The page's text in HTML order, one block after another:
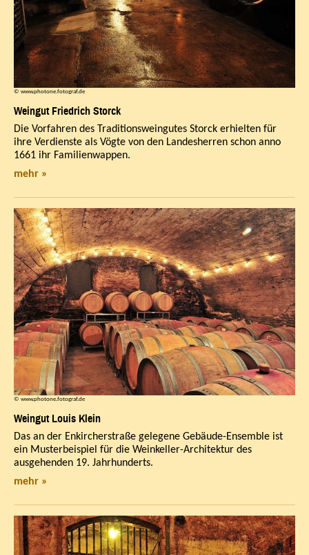
© www.photone.fotograf.de
Weingut Friedrich Storck
Die Vorfahren des Traditionsweingutes Storck erhielten für
ihre Verdienste als Vögte von den Landesherren schon anno
1661 ihr Familienwappen.
mehr »
© www.photone.fotograf.de
Weingut Louis Klein
Das an der Enkircherstraße gelegene Gebäude-Ensemble ist
ein Musterbeispiel für die Weinkeller-Architektur des
ausgehenden 19. Jahrhunderts.
mehr »